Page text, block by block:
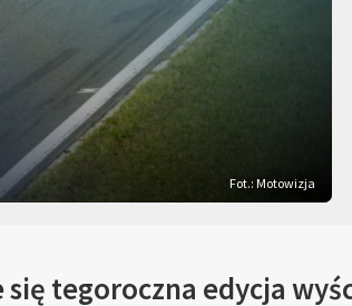
Fot.: Motowizja
tegoroczna edycja